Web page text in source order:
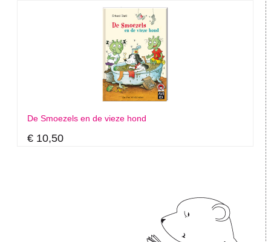
De Smoezels en de vieze hond
€ 10,50